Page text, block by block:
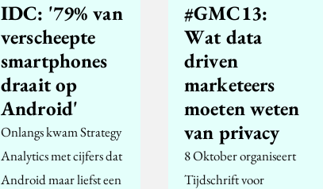
IDC: '79% van
verscheepte
smartphones
draait op
Android'
Onlangs kwam Strategy
Analytics met cijfers dat
Android maar liefst een
#GMC13:
Wat data
driven
marketeers
moeten weten
van privacy
8 Oktober organiseert
Tijdschrift voor